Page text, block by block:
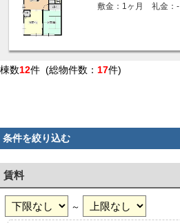
敷金：1ヶ月 礼金：-
棟数12件 (総物件数： 17件)
条件を絞り込む
賃料
～